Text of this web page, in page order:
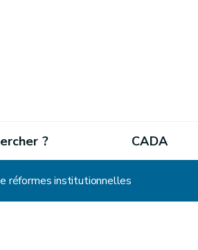
? CADA
réformes institutionnelles